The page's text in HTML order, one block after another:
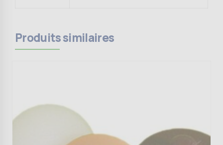
Produits similaires